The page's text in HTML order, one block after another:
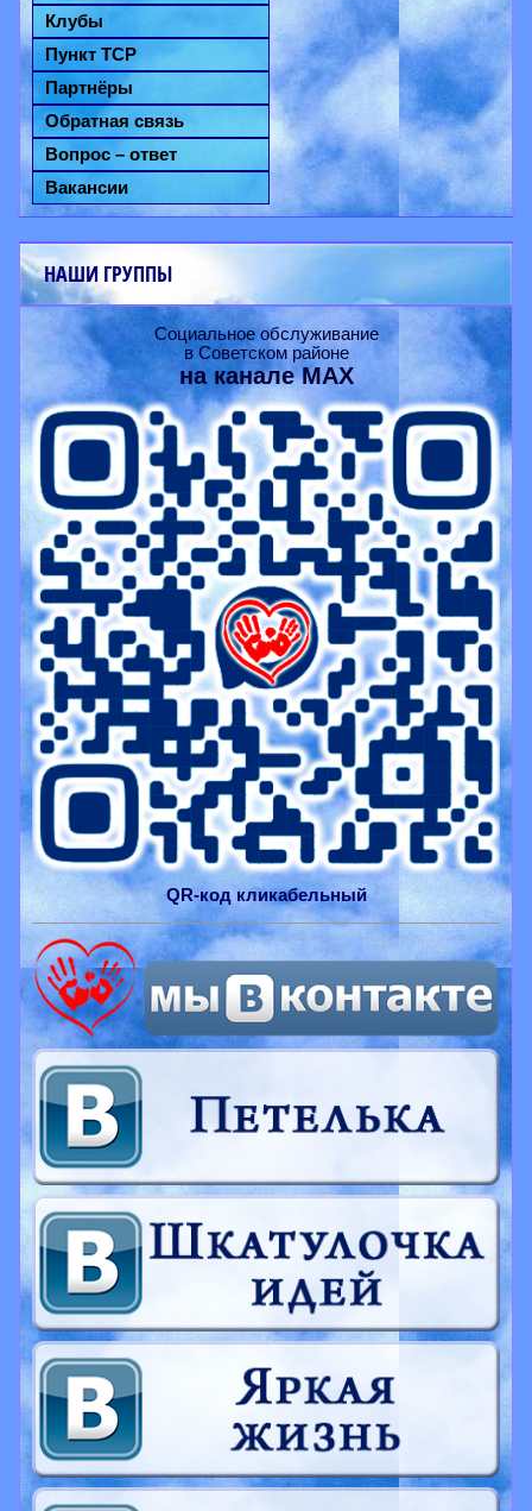
Клубы
Пункт ТСР
Партнёры
Обратная связь
Вопрос – ответ
Вакансии
НАШИ ГРУППЫ
Социальное обслуживание
в Советском районе
на каналеMAX
QR-код кликабельный